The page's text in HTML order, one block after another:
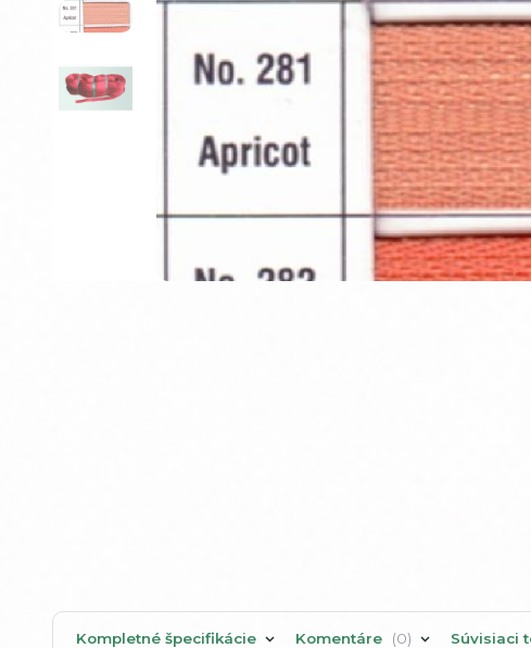
Kompletné špecifikácie Komentáre 0 Súvisiaci